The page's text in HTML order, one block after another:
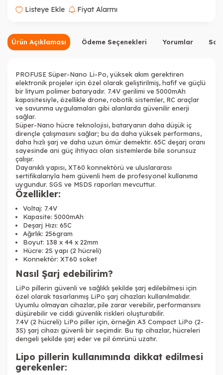
Listeye Ekle Fiyat Alarmı
Ürün Açıklaması Ödeme Seçenekleri Yorumlar
PROFUSE Süper-Nano Li-Po, yüksek akım gerektiren
elektronik projeler için özel olarak geliştirilmiş, hafif ve güçlü
bir lityum polimer bataryadır. 7.4V gerilimi ve 5000mAh
kapasitesiyle, özellikle drone, robotik sistemler, RC araçlar
ve savunma uygulamaları gibi alanlarda güvenilir enerji
sağlar.
Süper-Nano hücre teknolojisi, bataryanın daha düşük iç
dirençle çalışmasını sağlar; bu da daha yüksek performans,
daha hızlı şarj ve daha uzun ömür demektir. 65C deşarj oranı
sayesinde ani güç ihtiyacı olan sistemlerde bile sorunsuz
çalışır.
Dayanıklı yapısı, XT60 konnektörü ve uluslararası
sertifikalarıyla hem güvenli hem de profesyonel kullanıma
uygundur. SGS ve MSDS raporları mevcuttur.
Özellikler:
Voltaj: 7.4V
Kapasite: 5000mAh
Deşarj Hızı: 65C
Ağırlık: 256gram
Boyut: 138 x 44 x 22mm
Hücre: 2S yapı (2 hücreli)
Konnektör: XT60 soket
Nasıl Şarj edebilirim?
LiPo pillerin güvenli ve sağlıklı şekilde şarj edilebilmesi için
özel olarak tasarlanmış LiPo şarj cihazları kullanılmalıdır.
Uyumlu olmayan cihazlar, pile zarar verebilir, performansını
düşürebilir ve ciddi güvenlik riskleri oluşturabilir.
7.4V (2 hücreli) LiPo piller için, örneğin A3 Compact LiPo (2-
3S) şarj cihazı güvenli bir seçimdir. Bu tip cihazlar, hücreleri
dengeli şekilde şarj eder ve pil ömrünü uzatır.
Lipo pillerin kullanımında dikkat edilmesi
gerekenler: